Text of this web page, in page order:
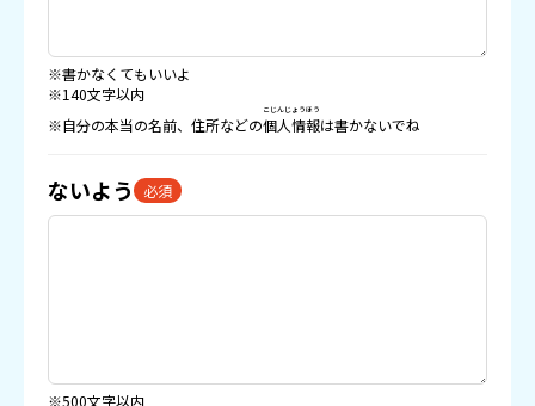
※書かなくてもいいよ
※140文字以内
※自分の本当の名前、住所などの個人情報
こじんじょうほう
は書かないでね
ないよう 必須
※500文字以内